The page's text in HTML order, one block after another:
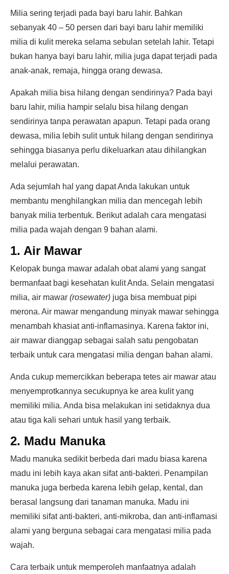
Milia sering terjadi pada bayi baru lahir. Bahkan
sebanyak 40 – 50 persen dari bayi baru lahir memiliki
milia di kulit mereka selama sebulan setelah lahir. Tetapi
bukan hanya bayi baru lahir, milia juga dapat terjadi pada
anak-anak, remaja, hingga orang dewasa.
Apakah milia bisa hilang dengan sendirinya? Pada bayi
baru lahir, milia hampir selalu bisa hilang dengan
sendirinya tanpa perawatan apapun. Tetapi pada orang
dewasa, milia lebih sulit untuk hilang dengan sendirinya
sehingga biasanya perlu dikeluarkan atau dihilangkan
melalui perawatan.
Ada sejumlah hal yang dapat Anda lakukan untuk
membantu menghilangkan milia dan mencegah lebih
banyak milia terbentuk. Berikut adalah cara mengatasi
milia pada wajah dengan 9 bahan alami.
1. Air Mawar
Kelopak bunga mawar adalah obat alami yang sangat
bermanfaat bagi kesehatan kulit Anda. Selain mengatasi
milia, air mawar (rosewater) juga bisa membuat pipi
merona. Air mawar mengandung minyak mawar sehingga
menambah khasiat anti-inflamasinya. Karena faktor ini,
air mawar dianggap sebagai salah satu pengobatan
terbaik untuk cara mengatasi milia dengan bahan alami.
Anda cukup memercikkan beberapa tetes air mawar atau
menyemprotkannya secukupnya ke area kulit yang
memiliki milia. Anda bisa melakukan ini setidaknya dua
atau tiga kali sehari untuk hasil yang terbaik.
2. Madu Manuka
Madu manuka sedikit berbeda dari madu biasa karena
madu ini lebih kaya akan sifat anti-bakteri. Penampilan
manuka juga berbeda karena lebih gelap, kental, dan
berasal langsung dari tanaman manuka. Madu ini
memiliki sifat anti-bakteri, anti-mikroba, dan anti-inflamasi
alami yang berguna sebagai cara mengatasi milia pada
wajah.
Cara terbaik untuk memperoleh manfaatnya adalah